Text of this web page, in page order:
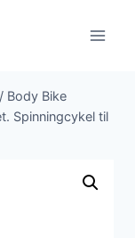
/ Body Bike
Spinningcykel til